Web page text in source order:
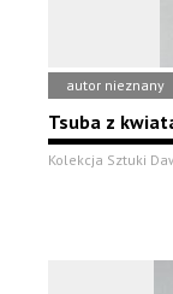
autor nieznany
Tsuba z
Kolekcja Sztuki